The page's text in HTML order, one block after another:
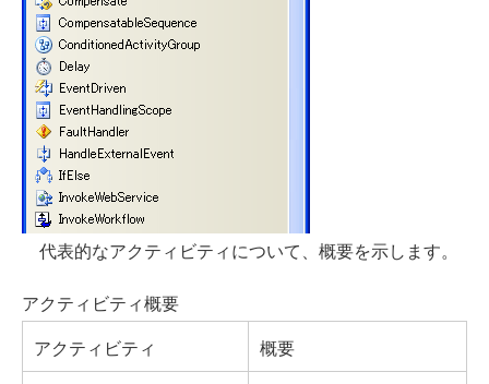
代表的なアクティビティについて、概要を示します。
アクティビティ概要
アクティビティ
概要